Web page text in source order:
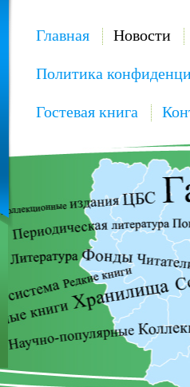
Главная Новости
Политика
Гостевая книга